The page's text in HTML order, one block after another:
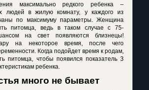
максимально редкого ребенка –
людей в жилую комнату, у каждого из
по максимуму параметры. Женщина
питомца, ведь в таком случае с 75-
на свет появляются близнецы!
на некоторое время, после чего
Когда подойдет время к родам,
питомца, чтобы появился показатель 3
ребенка.
много не бывает